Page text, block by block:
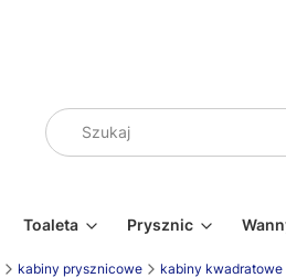
Toaleta Prysznic
kabiny prysznicowe kabiny kwadratowe